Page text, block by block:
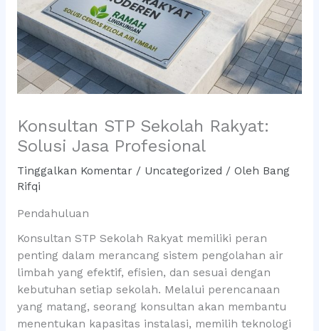
Konsultan STP Sekolah Rakyat:
Solusi Jasa Profesional
Tinggalkan Komentar / Uncategorized / Oleh Bang
Rifqi
Pendahuluan
Konsultan STP Sekolah Rakyat memiliki peran
penting dalam merancang sistem pengolahan air
limbah yang efektif, efisien, dan sesuai dengan
kebutuhan setiap sekolah. Melalui perencanaan
yang matang, seorang konsultan akan membantu
menentukan kapasitas instalasi, memilih teknologi